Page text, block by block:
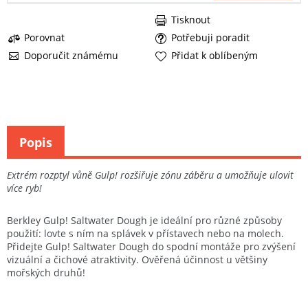
Porovnat
Potřebuji poradit
Doporučit známému
Tisknout
Přidat k oblíbeným
Extrém rozptyl vůně Gulp! rozšiřuje zónu záběru a umožňuje ulovit
více ryb!
Berkley Gulp! Saltwater Dough je ideální pro různé způsoby
použití: lovte s ním na splávek v přístavech nebo na molech.
Přidejte Gulp! Saltwater Dough do spodní montáže pro zvýšení
vizuální a čichové atraktivity. Ověřená účinnost u většiny
mořských druhů!
Popis